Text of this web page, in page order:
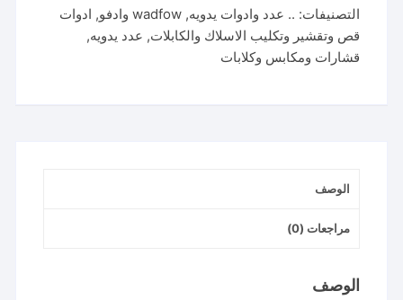
طقت
تكليب
وتاريج
التصنيفات: .. عدد وادوات يدويه,wadfow وادفو , ادوات
قص وتقشير وتكليب الاسلاك والكابلات, عدد يدويه,
قشارات ومكابس وكلابات
الوصف
مراجعات (0)
الوصف